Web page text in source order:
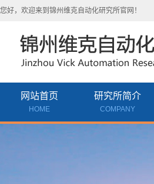
您好，欢迎来到锦州维克自动化研究所官网！
网站首页
HOME
研究所简介
COMPANY